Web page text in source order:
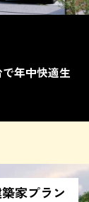
年中快適生
家プラン